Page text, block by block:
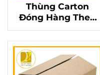
Thùng Carton
Đóng Hàng Theo
Yêu Cầu – Giải
Pháp Đóng Gói Tối
Ưu Cho Doanh
Nghiệp